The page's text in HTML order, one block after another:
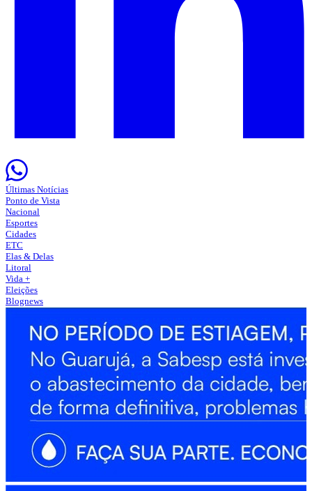
Últimas Notícias
Ponto de Vista
Nacional
Esportes
Cidades
ETC
Elas & Delas
Litoral
Vida +
Eleições
Blognews